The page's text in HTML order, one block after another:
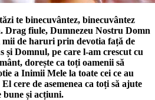
te binecuvântez, binecuvântez
Drag fiule, Dumnezeu Nostru Domn
mii de haruri prin devotia față de
și Domnul, pe care l-am crescut cu
dorește ca toți oamenii să
a Inimii Mele la toate cei ce au
cere de asemenea ca toți să ajute
bune și acțiuni.